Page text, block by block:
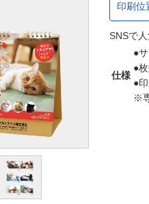
印刷位
SNSで
仕様
●
●
●
※